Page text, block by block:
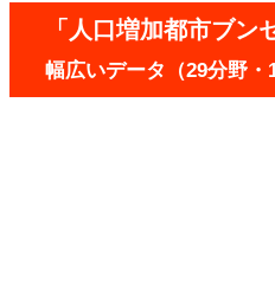
「人口増加都市ブ
幅広いデータ（29分野